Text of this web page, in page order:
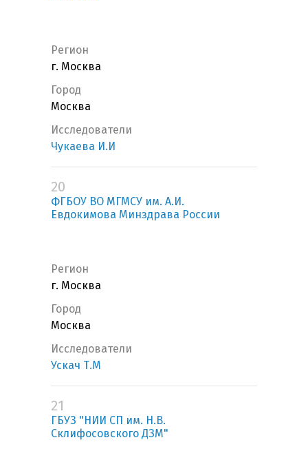
Регион
г. Москва
Город
Москва
Исследователи
Чукаева И.И
20
ФГБОУ ВО МГМСУ им. А.И.
Евдокимова Минздрава России
Регион
г. Москва
Город
Москва
Исследователи
Ускач Т.М
21
ГБУЗ "НИИ СП им. Н.В.
Склифосовского ДЗМ"